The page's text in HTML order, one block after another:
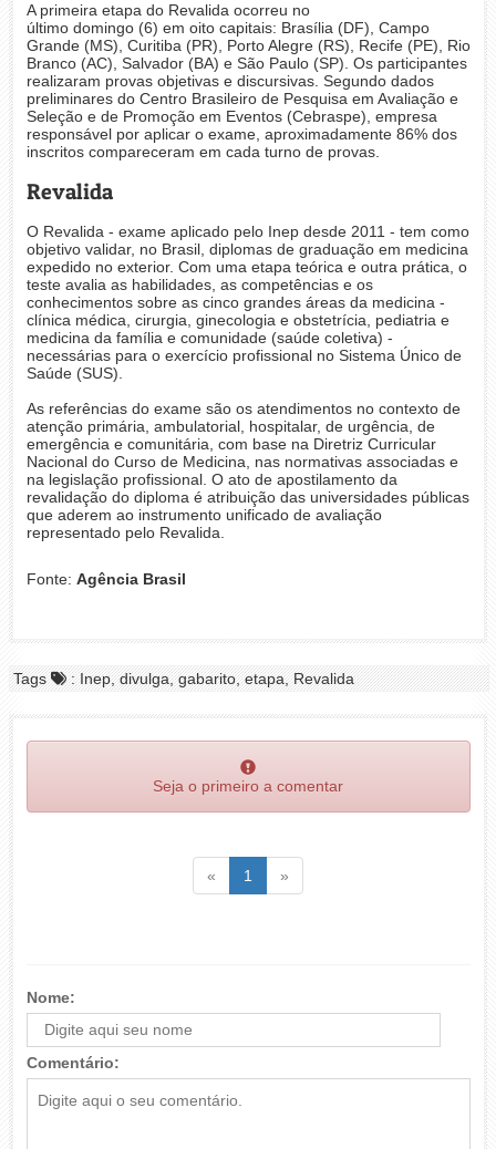
A primeira etapa do Revalida ocorreu no
último domingo (6) em oito capitais: Brasília (DF), Campo
Grande (MS), Curitiba (PR), Porto Alegre (RS), Recife (PE), Rio
Branco (AC), Salvador (BA) e São Paulo (SP). Os participantes
realizaram provas objetivas e discursivas. Segundo dados
preliminares do Centro Brasileiro de Pesquisa em Avaliação e
Seleção e de Promoção em Eventos (Cebraspe), empresa
responsável por aplicar o exame, aproximadamente 86% dos
inscritos compareceram em cada turno de provas.
Revalida
O Revalida - exame aplicado pelo Inep desde 2011 - tem como
objetivo validar, no Brasil, diplomas de graduação em medicina
expedido no exterior. Com uma etapa teórica e outra prática, o
teste avalia as habilidades, as competências e os
conhecimentos sobre as cinco grandes áreas da medicina -
clínica médica, cirurgia, ginecologia e obstetrícia, pediatria e
medicina da família e comunidade (saúde coletiva) -
necessárias para o exercício profissional no Sistema Único de
Saúde (SUS).
As referências do exame são os atendimentos no contexto de
atenção primária, ambulatorial, hospitalar, de urgência, de
emergência e comunitária, com base na Diretriz Curricular
Nacional do Curso de Medicina, nas normativas associadas e
na legislação profissional. O ato de apostilamento da
revalidação do diploma é atribuição das universidades públicas
que aderem ao instrumento unificado de avaliação
representado pelo Revalida.
Fonte: Agência Brasil
Tags : Inep, divulga, gabarito, etapa, Revalida
Seja o primeiro a comentar
« Voltar1 (atual)
»
Nome:
Comentário: